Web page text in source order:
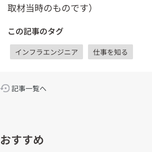
取材当時のものです）
この記事のタグ
インフラエンジニア 仕事を知る
記事一覧へ
おすすめ